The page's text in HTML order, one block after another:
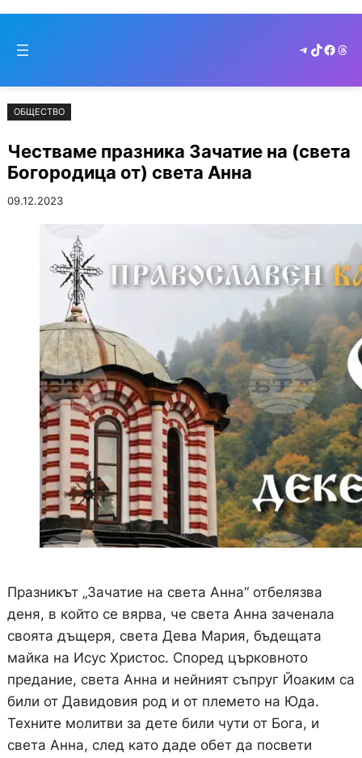
съдържанието
to
Telegram
TikTok
ОБЩЕСТВО
Честваме празника Зачатие на (света
Богородица от) света Анна
09.12.2023
Празникът „Зачатие на света Анна“ отбелязва
деня, в който се вярва, че света Анна заченала
своята дъщеря, света Дева Мария, бъдещата
майка на Исус Христос. Според църковното
предание, света Анна и нейният съпруг Йоаким са
били от Давидовия род и от племето на Юда.
Техните молитви за дете били чути от Бога, и
света Анна, след като даде обет да посвети